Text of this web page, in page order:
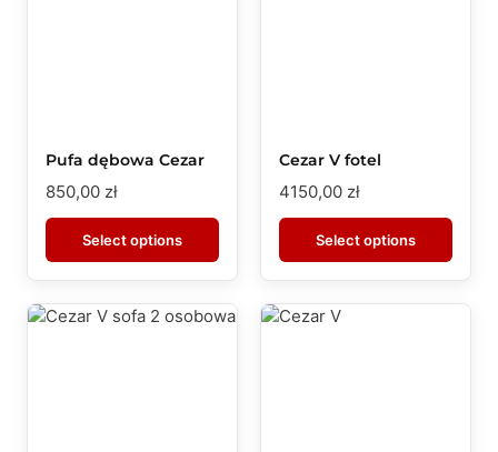
Pufa dębowa Cezar
850,00 zł
Select options
Cezar V fotel
4150,00 zł
Select options